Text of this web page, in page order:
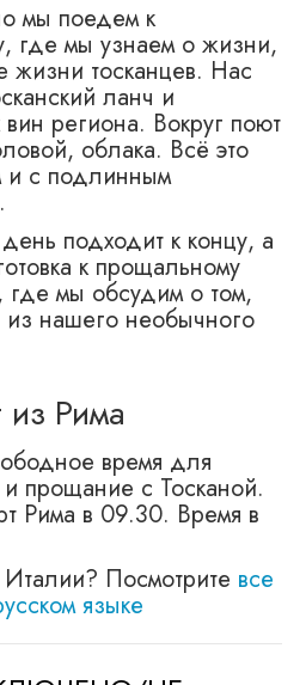
мы поедем к
где мы узнаем о жизни,
жизни тосканцев. Нас
ланч и
региона. Вокруг поют
облака. Всё это
и с подлинным
подходит к концу, а
к прощальному
где мы обсудим о том,
из нашего необычного
Рима
время для
прощание с Тосканой.
Рима в 09.30. Время в
Посмотрите все
языке